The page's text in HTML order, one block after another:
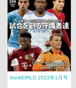
theWORLD 2022年1月号